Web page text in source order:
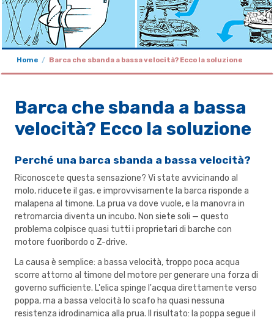
Home Barca che sbanda a bassa velocità? Ecco la soluzione
Barca che sbanda a bassa
velocità? Ecco la soluzione
Perché una barca sbanda a bassa velocità?
Riconoscete questa sensazione? Vi state avvicinando al
molo, riducete il gas, e improvvisamente la barca risponde a
malapena al timone. La prua va dove vuole, e la manovra in
retromarcia diventa un incubo. Non siete soli — questo
problema colpisce quasi tutti i proprietari di barche con
motore fuoribordo o Z-drive.
La causa è semplice: a bassa velocità, troppo poca acqua
scorre attorno al timone del motore per generare una forza di
governo sufficiente. L'elica spinge l'acqua direttamente verso
poppa, ma a bassa velocità lo scafo ha quasi nessuna
resistenza idrodinamica alla prua. Il risultato: la poppa segue il